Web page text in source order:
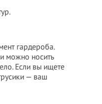
гардероба.
можно носить
Если вы ищете
— ваш